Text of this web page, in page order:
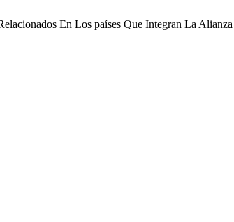
En Los países Que Integran La